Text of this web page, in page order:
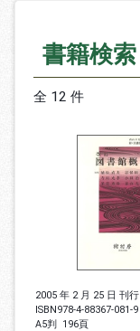
書籍検
全 12 件
2005 年 2 月 25 日 刊行
ISBN978-4-88367-081-9
A5判 196頁